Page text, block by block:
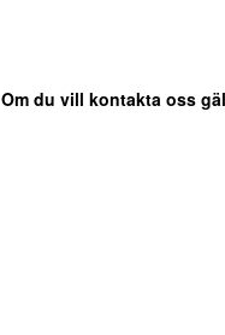
Om du vill kontakta oss